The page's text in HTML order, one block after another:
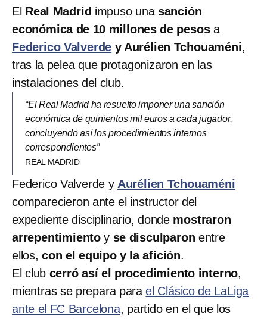
El Real Madrid impuso una sanción
económica de 10 millones de pesosa
Federico Valverde y Aurélien Tchouaméni,
tras la pelea que protagonizaron en las
instalaciones del club.
“El Real Madrid ha resuelto imponer una sanción
económica de quinientos mil euros a cada jugador,
concluyendo así los procedimientos internos
correspondientes”
REAL MADRID
Federico Valverde y Aurélien Tchouaméni
comparecieron ante el instructor del
expediente disciplinario, donde mostraron
arrepentimiento y se disculparon entre
ellos,con el equipo y la afición.
El club cerró así el procedimiento interno,
mientras se prepara parael Clásico de LaLiga
ante el FC Barcelona, partido en el que los